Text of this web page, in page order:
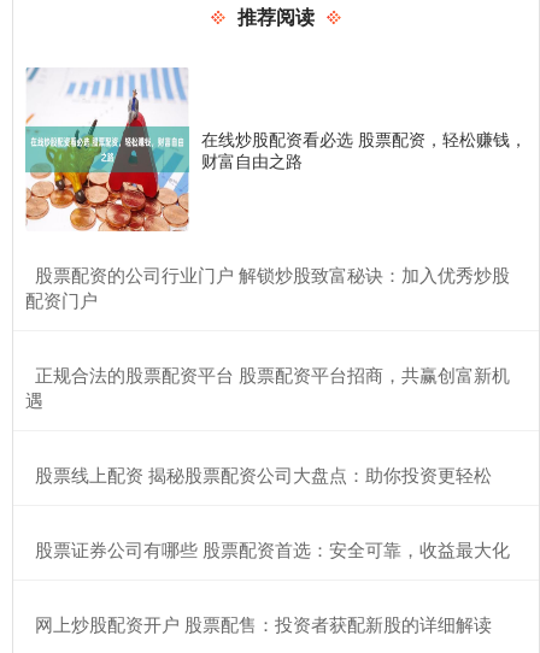
推荐阅读
在线炒股配资看必选 股票配资，轻松赚钱，
财富自由之路
​股票配资的公司行业门户 解锁炒股致富秘诀：加入优秀炒股
配资门户
​正规合法的股票配资平台 股票配资平台招商，共赢创富新机
遇
​股票线上配资 揭秘股票配资公司大盘点：助你投资更轻松
​股票证券公司有哪些 股票配资首选：安全可靠，收益最大化
​网上炒股配资开户 股票配售：投资者获配新股的详细解读